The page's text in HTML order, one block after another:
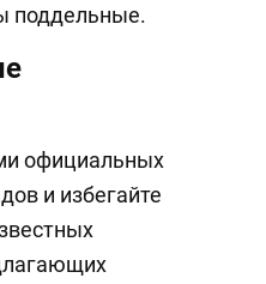
поддельные.
официальных
и избегайте